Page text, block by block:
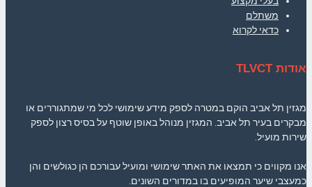
משתלם
כדאי לקרוא
אודות TLVCT
מגזין תל אביב הוקם במטרה לספק מידע שימושי לכל מי שמתגוררים או
מבקרים בעיר תל אביב. המגזין מנוהל באופן שוטף על בסיס רצון לספק
שירות מועיל.
אנו מקווים כי תמצאו את האתר שימושי ומועיל עבורכם הן כגולשים והן
כמעצבי שיער המופיעים בו במדורים השונים.